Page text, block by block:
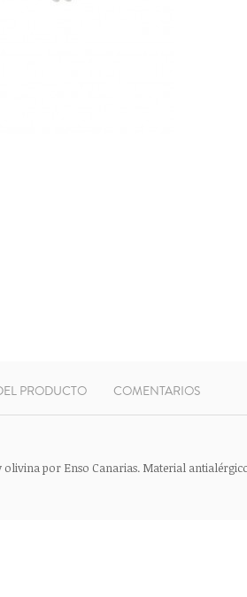
PRODUCTO COMENTARIOS
olivina por Enso Canarias. Material